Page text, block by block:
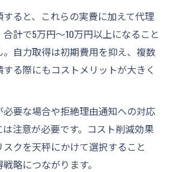
ると、これらの実費に加えて代理
計で5万円～10万円以上になること
自力取得は初期費用を抑え、複数
る際にもコストメリットが大きく
要な場合や拒絶理由通知への対応
注意が必要です。コスト削減効果
クを天秤にかけて選択すること
略につながります。